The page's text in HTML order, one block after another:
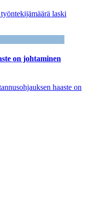
laski
on johtaminen
haaste on